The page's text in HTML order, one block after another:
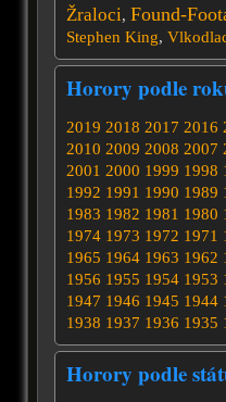
Žraloci, Found-
Stephen King,
Horory podle
2019 2018 2017 2016
2010 2009 2008 2007
2001 2000 1999 1998
1992 1991 1990 1989
1983 1982 1981 1980
1974 1973 1972 1971
1965 1964 1963 1962
1956 1955 1954 1953
1947 1946 1945 1944
1938 1937 1936 1935
Horory podle